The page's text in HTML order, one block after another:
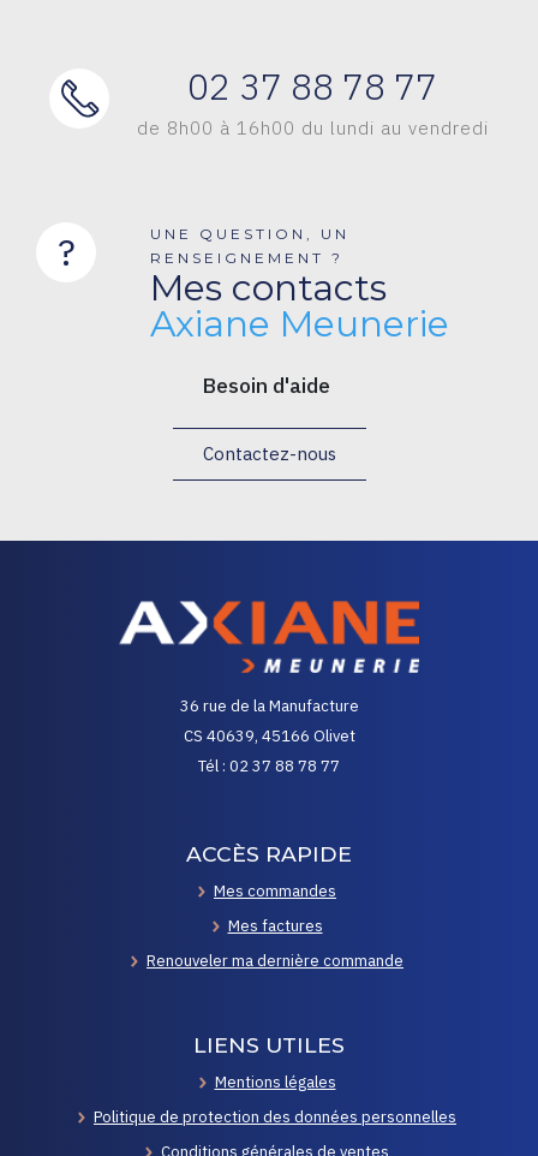
02 37 88 78 77
de 8h00 à 16h00 du lundi au vendredi
?
UNE QUESTION, UN
RENSEIGNEMENT ?
Mes contacts
Axiane Meunerie
Besoin d'aide
Contactez-nous
36 rue de la Manufacture
CS 40639, 45166 Olivet
Tél : 02 37 88 78 77
ACCÈS RAPIDE
Mes commandes
Mes factures
Renouveler ma dernière commande
LIENS UTILES
Mentions légales
Politique de protection des données personnelles